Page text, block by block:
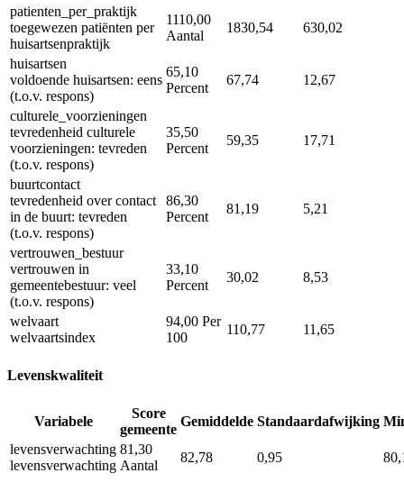
patienten_per_praktijk
toegewezen patiënten per
huisartsenpraktijk
1110,00
Aantal
1830,54 630,02
huisartsen
voldoende huisartsen: eens
(t.o.v. respons)
65,10
Percent
67,74 12,67
culturele_voorzieningen
tevredenheid culturele
voorzieningen: tevreden
(t.o.v. respons)
35,50
Percent
59,35 17,71
buurtcontact
tevredenheid over contact
in de buurt: tevreden
(t.o.v. respons)
86,30
Percent
81,19 5,21
vertrouwen_bestuur
vertrouwen in
gemeentebestuur: veel
(t.o.v. respons)
33,10
Percent
30,02 8,53
welvaart
welvaartsindex
94,00 Per
100
110,77 11,65
Levenskwaliteit
Variabele
Score
gemeente
Gemiddelde Standaardafwijking
levensverwachting
levensverwachting
81,30
Aantal
82,78 0,95